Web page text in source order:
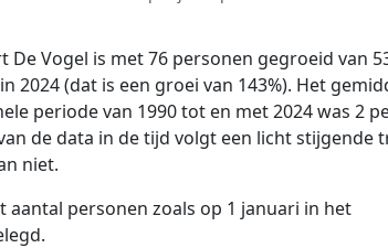
De Vogel is met 76 personen gegroeid van
2024 (dat is een groei van 143%). Het
periode van 1990 tot en met 2024 was 2
de data in de tijd volgt een licht stijgende
niet.
aantal personen zoals op 1 januari in het